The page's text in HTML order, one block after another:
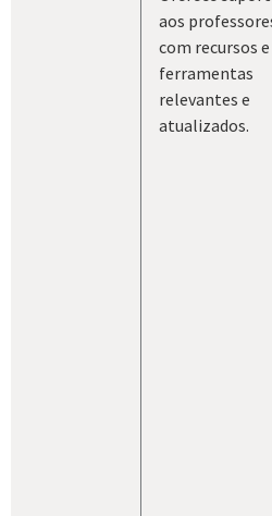
aos
com recursos e
ferramentas
relevantes e
atualizados.